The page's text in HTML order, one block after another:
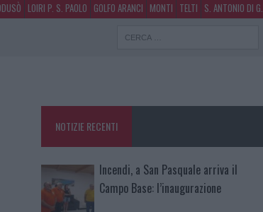
LOIRI P. S. PAOLO GOLFO ARANCI MONTI TELTI S. ANTONIO DI G.
NOTIZIE RECENTI
Incendi, a San Pasquale arriva il
Campo Base: l’inaugurazione